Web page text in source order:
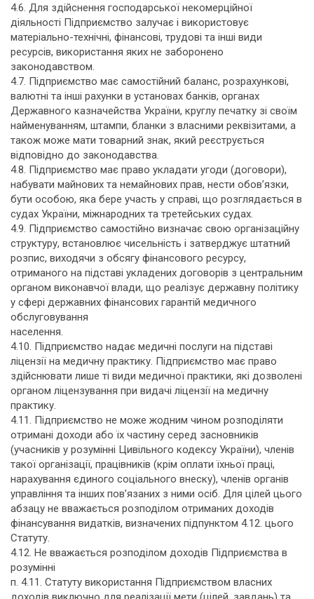
4.6. Для здійснення господарської некомерційної
діяльності Підприємство залучає і використовує
матеріально-технічні, фінансові, трудові та інші види
ресурсів, використання яких не заборонено
законодавством.
4.7. Підприємство має самостійний баланс, розрахункові,
валютні та інші рахунки в установах банків, органах
Державного казначейства України, круглу печатку зі своїм
найменуванням, штампи, бланки з власними реквізитами, а
також може мати товарний знак, який реєструється
відповідно до законодавства.
4.8. Підприємство має право укладати угоди (договори),
набувати майнових та немайнових прав, нести обов’язки,
бути особою, яка бере участь у справі, що розглядається в
судах України, міжнародних та третейських судах.
4.9. Підприємство самостійно визначає свою організаційну
структуру, встановлює чисельність і затверджує штатний
розпис, виходячи з обсягу фінансового ресурсу,
отриманого на підставі укладених договорів з центральним
органом виконавчої влади, що реалізує державну політику
у сфері державних фінансових гарантій медичного
обслуговування
населення.
4.10. Підприємство надає медичні послуги на підставі
ліцензії на медичну практику. Підприємство має право
здійснювати лише ті види медичної практики, які дозволені
органом ліцензування при видачі ліцензії на медичну
практику.
4.11. Підприємство не може жодним чином розподіляти
отримані доходи або їх частину серед засновників
(учасників у розумінні Цивільного кодексу України), членів
такої організації, працівників (крім оплати їхньої праці,
нарахування єдиного соціального внеску), членів органів
управління та інших пов’язаних з ними осіб. Для цілей цього
абзацу не вважається розподілом отриманих доходів
фінансування видатків, визначених підпунктом 4.12. цього
Статуту.
4.12. Не вважається розподілом доходів Підприємства в
розумінні
п. 4.11. Статуту використання Підприємством власних